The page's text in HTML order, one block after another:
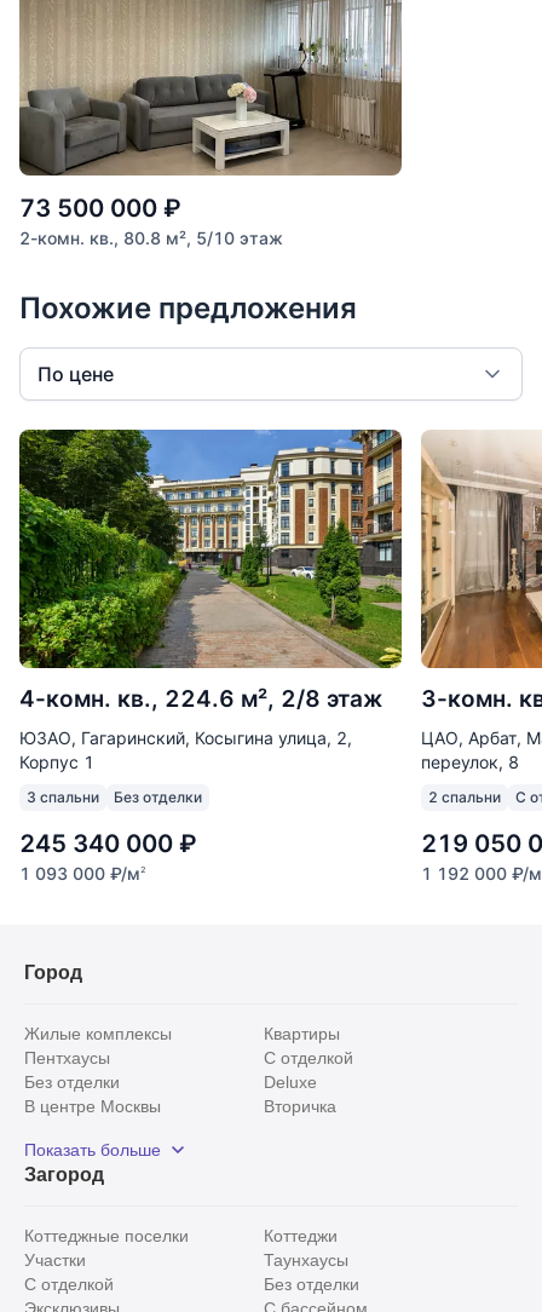
73 500 000 ₽
2-комн. кв., 80.8 м², 5/10 этаж
Похожие предложения
По цене
4-комн. кв., 224.6 м², 2/8 этаж
ЮЗАО, Гагаринский, Косыгина улица, 2,
Корпус 1
3 спальни Без отделки
245 340 000 ₽
1 093 000 ₽/м2
3-комн.
ЦАО, Арбат,
переулок, 8
2 спальни С
219 050
1 192 000 ₽/м
Город
Жилые комплексы
Квартиры
Пентхаусы
С отделкой
Без отделки
Deluxe
В центре Москвы
Вторичка
Рядом с парком
С панорамными окнами
Показать больше
Загород
Коттеджные поселки
Коттеджи
Участки
Таунхаусы
С отделкой
Без отделки